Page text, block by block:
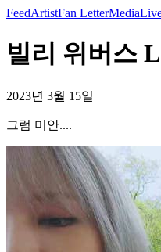
FeedArtistFan LetterMedia
빌리 위버스
2023년 3월 15일
그럼 미안....